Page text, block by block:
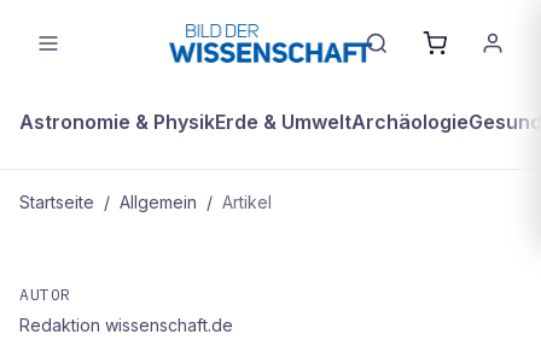
Astronomie & PhysikErde & UmweltArchäologie
Startseite / Allgemein / Artikel
Sanfter Putzteufel
AUTOR
Redaktion wissenschaft.de